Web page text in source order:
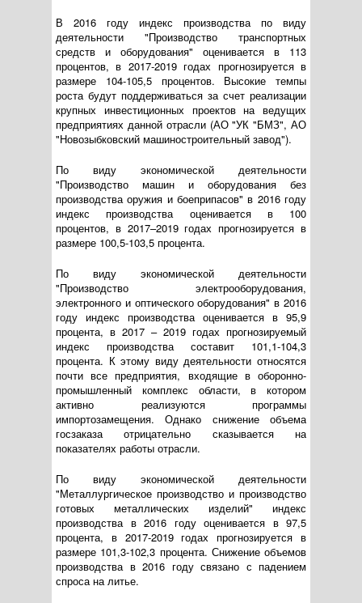
В 2016 году индекс производства по виду
деятельности "Производство транспортных
средств и оборудования" оценивается в 113
процентов, в 2017-2019 годах прогнозируется в
размере 104-105,5 процентов. Высокие темпы
роста будут поддерживаться за счет реализации
крупных инвестиционных проектов на ведущих
предприятиях данной отрасли (АО "УК "БМЗ", АО
"Новозыбковский машиностроительный завод").
По виду экономической деятельности
"Производство машин и оборудования без
производства оружия и боеприпасов" в 2016 году
индекс производства оценивается в 100
процентов, в 2017–2019 годах прогнозируется в
размере 100,5-103,5 процента.
По виду экономической деятельности
"Производство электрооборудования,
электронного и оптического оборудования" в 2016
году индекс производства оценивается в 95,9
процента, в 2017 – 2019 годах прогнозируемый
индекс производства составит 101,1-104,3
процента. К этому виду деятельности относятся
почти все предприятия, входящие в оборонно-
промышленный комплекс области, в котором
активно реализуются программы
импортозамещения. Однако снижение объема
госзаказа отрицательно сказывается на
показателях работы отрасли.
По виду экономической деятельности
"Металлургическое производство и производство
готовых металлических изделий" индекс
производства в 2016 году оценивается в 97,5
процента, в 2017-2019 годах прогнозируется в
размере 101,3-102,3 процента. Снижение объемов
производства в 2016 году связано с падением
спроса на литье.